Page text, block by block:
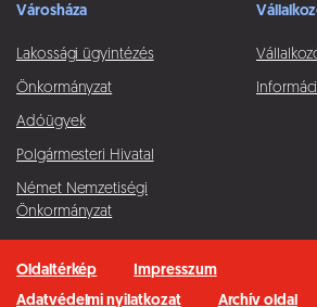
Városháza
Lakossági ügyintézés
Önkormányzat
Adóügyek
Polgármesteri Hivatal
Német Nemzetiségi
Önkormányzat
Oldaltérkép
Impresszum
Adatvédelmi nyilatkozat
Archív oldal